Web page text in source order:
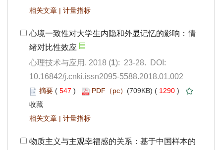
|
): 23-28. DOI:
10.16842/j.cnki.issn2095-5588.2018.01.002
547 ) 1290 )
|